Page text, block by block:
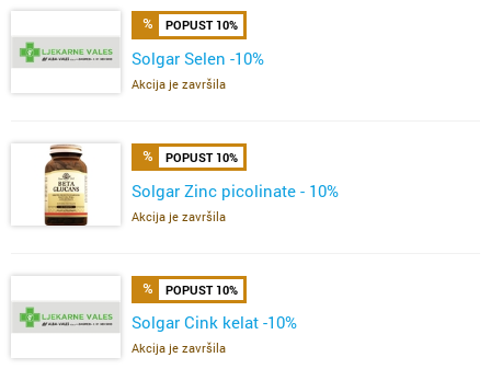
POPUST 10%
Solgar Selen -10%
Akcija je završila
POPUST 10%
Solgar Zinc picolinate - 10%
Akcija je završila
POPUST 10%
Solgar Cink kelat -10%
Akcija je završila